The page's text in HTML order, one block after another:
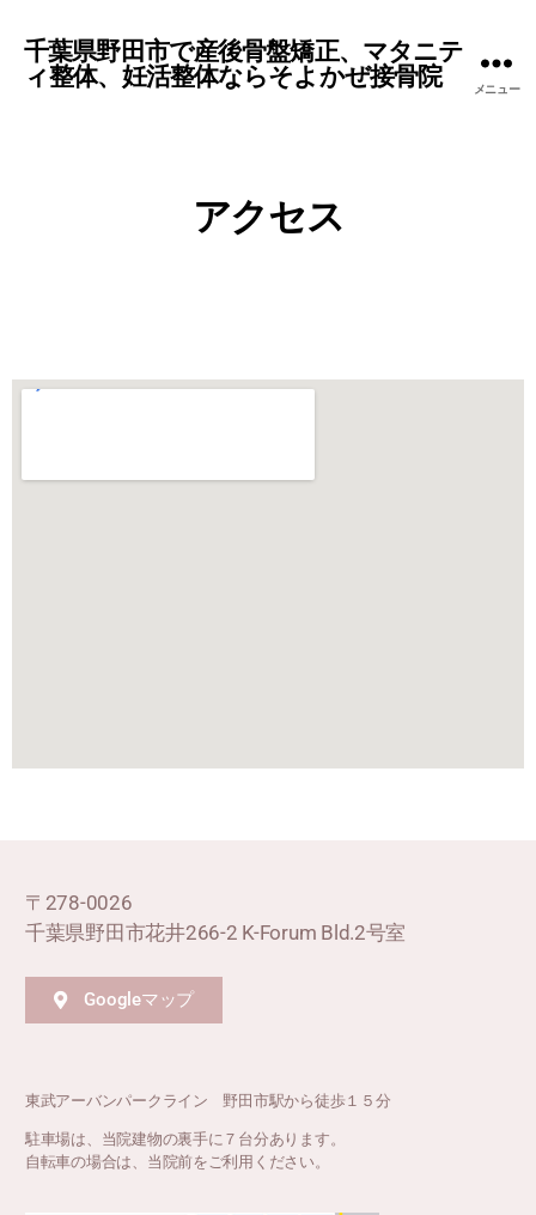
千葉県野田市で産後骨盤矯正、マタニテ
ィ整体、妊活整体ならそよかぜ接骨院
メニュー
アクセス
〒278-0026
千葉県野田市花井266-2 K-Forum Bld.2号室
Googleマップ
東武アーバンパークライン 野田市駅から徒歩１５分
駐車場は、当院建物の裏手に７台分あります。
自転車の場合は、当院前をご利用ください。